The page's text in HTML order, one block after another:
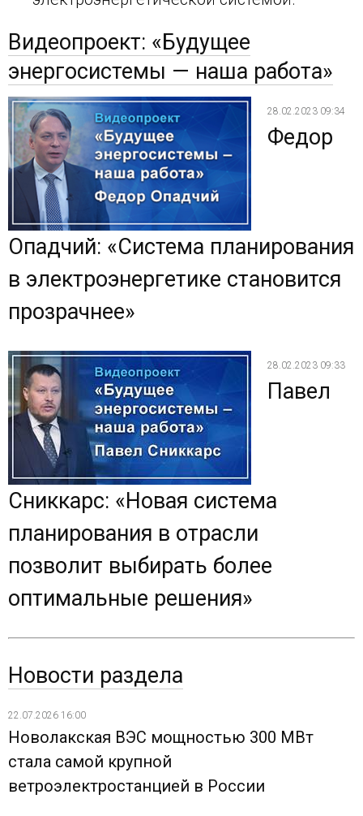
Видеопроект: «Будущее
энергосистемы — наша работа»
28.02.2023 09:34
Федор
Опадчий: «Система планирования
в электроэнергетике становится
прозрачнее»
28.02.2023 09:33
Павел
Сниккарс: «Новая система
планирования в отрасли
позволит выбирать более
оптимальные решения»
Новости раздела
22.07.2026 16:00
Новолакская ВЭС мощностью 300 МВт
стала самой крупной
ветроэлектростанцией в России